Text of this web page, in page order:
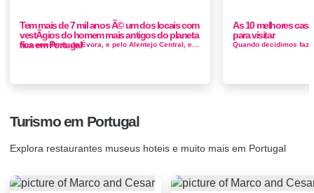
Tem mais de 7 mil anos Ã© um dos locais com
vestÃ­gios do homem mais antigos do planeta
fica em Portugal
Nos arredores de Évora, e pelo Alentejo Central, existem imensos monumentos megalíticos. Esta riqueza da pré-história...
As 10 melhores
para visitar
Turismo em Portugal
Explora restaurantes museus hoteis e muito mais em Portugal